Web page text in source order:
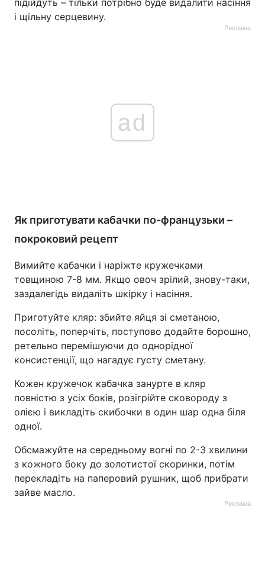
підійдуть – тільки потрібно буде видалити насіння
і щільну серцевину.
Реклама
ad
Як приготувати кабачки по-французьки –
покроковий рецепт
Вимийте кабачки і наріжте кружечками
товщиною 7-8 мм. Якщо овоч зрілий, знову-таки,
заздалегідь видаліть шкірку і насіння.
Приготуйте кляр: збийте яйця зі сметаною,
посоліть, поперчіть, поступово додайте борошно,
ретельно перемішуючи до однорідної
консистенції, що нагадує густу сметану.
Кожен кружечок кабачка занурте в кляр
повністю з усіх боків, розігрійте сковороду з
олією і викладіть скибочки в один шар одна біля
одної.
Обсмажуйте на середньому вогні по 2-3 хвилини
з кожного боку до золотистої скоринки, потім
перекладіть на паперовий рушник, щоб прибрати
зайве масло.
Реклама